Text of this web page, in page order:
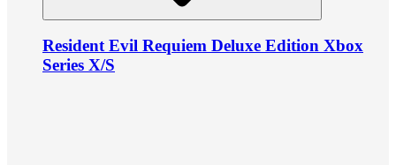
Resident Evil Requiem Deluxe Edition Xbox
Series X/S